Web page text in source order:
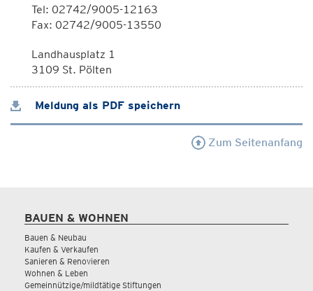
Tel: 02742/9005-12163
Fax: 02742/9005-13550
Landhausplatz 1
3109 St. Pölten
Meldung als PDF speichern
Zum Seitenanfang
BAUEN & WOHNEN
Bauen & Neubau
Kaufen & Verkaufen
Sanieren & Renovieren
Wohnen & Leben
Gemeinnützige/mildtätige Stiftungen